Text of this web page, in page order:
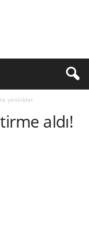
yenilikler
aldı!